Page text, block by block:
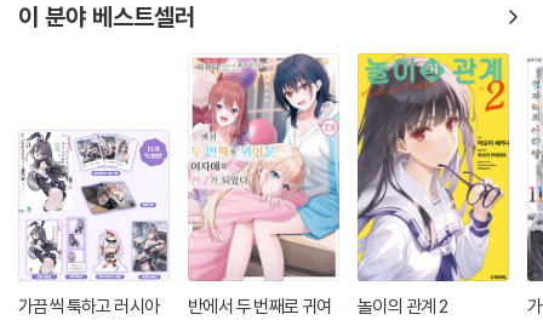
이 분야 베스트셀러
가끔씩 툭하고 러시아
반에서 두 번째로 귀여
놀이의 관계 2